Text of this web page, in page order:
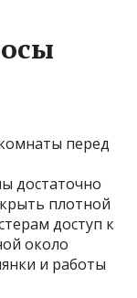
перед
достаточно
плотной
доступ к
около
и работы